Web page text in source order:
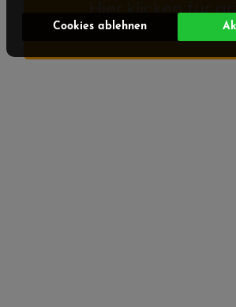
Hier klicken für
Anleitung
Cookies ablehnen